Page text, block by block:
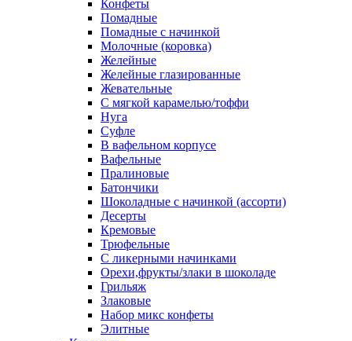
Конфеты
Помадные
Помадные с начинкой
Молочные (коровка)
Желейные
Желейные глазированные
Жевательные
С мягкой карамелью/тоффи
Нуга
Суфле
В вафельном корпусе
Вафельные
Пралиновые
Батончики
Шоколадные с начинкой (ассорти)
Десерты
Кремовые
Трюфельные
С ликерными начинками
Орехи,фрукты/злаки в шоколаде
Грильяж
Злаковые
Набор микс конфеты
Элитные